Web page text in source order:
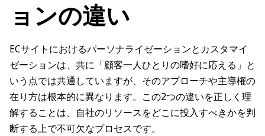
ョンの違い
ECサイトにおけるパーソナライゼーションとカスタマイ
ゼーションは、共に「顧客一人ひとりの嗜好に応える」と
いう点では共通していますが、そのアプローチや主導権の
在り方は根本的に異なります。この2つの違いを正しく理
解することは、自社のリソースをどこに投入すべきかを判
断する上で不可欠なプロセスです。